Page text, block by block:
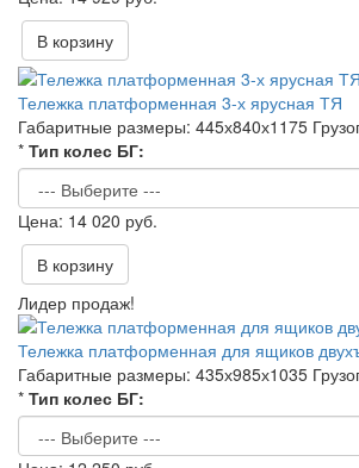
В корзину
Тележка платформенная 3-х ярусная ТЯ
Габаритные размеры: 445х840х1175
* Тип колес БГ:
14 020 руб.
В корзину
Лидер продаж!
Тележка платформенная для ящиков
Габаритные размеры: 435х985х1035
* Тип колес БГ: